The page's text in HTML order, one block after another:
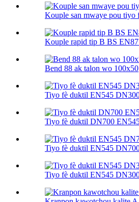
Kouple san mwaye pou tiyo
Kouple rapid tip B BS
Bend 88 ak talon wo 100х50
Tiyo fè duktil EN545
Tiyo fè duktil DN700
Tiyo fè duktil EN545
Tiyo fè duktil EN545